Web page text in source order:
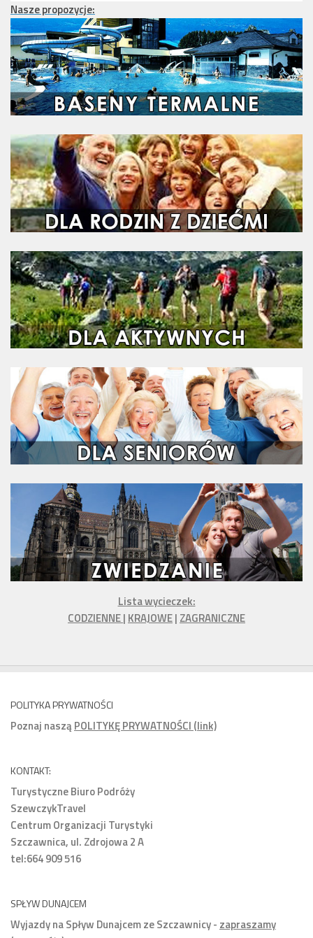
Nasze propozycje:
Lista wycieczek:
CODZIENNE| KRAJOWE| ZAGRANICZNE
POLITYKA PRYWATNOŚCI
Poznaj nasząPOLITYKĘ PRYWATNOŚCI (link)
KONTAKT:
Turystyczne Biuro Podróży
SzewczykTravel
Centrum Organizacji Turystyki
Szczawnica, ul. Zdrojowa 2 A
tel:664 909 516
SPŁYW DUNAJCEM
Wyjazdy na Spływ Dunajcem ze Szczawnicy - zapraszamy